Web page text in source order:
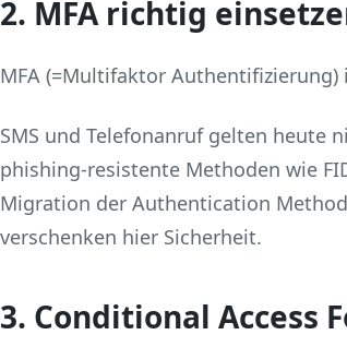
2. MFA richtig
MFA (=Multifaktor Authentifizierung)
SMS und Telefonanruf gelten heute
phishing‑resistente Methoden wie
Migration der Authentication
verschenken hier Sicherheit.
3. Conditional Access